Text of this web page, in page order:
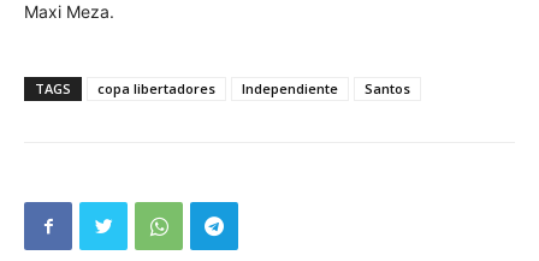
Maxi Meza.
TAGS copa libertadores Independiente Santos